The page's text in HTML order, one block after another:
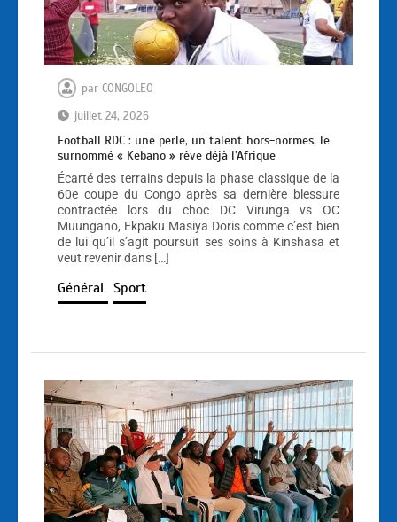
par CONGOLEO
juillet 24, 2026
Football RDC : une perle, un talent hors-normes, le
surnommé « Kebano » rêve déjà l’Afrique
Écarté des terrains depuis la phase classique de la
60e coupe du Congo après sa dernière blessure
contractée lors du choc DC Virunga vs OC
Muungano, Ekpaku Masiya Doris comme c’est bien
de lui qu’il s’agit poursuit ses soins à Kinshasa et
veut revenir dans […]
Général Sport